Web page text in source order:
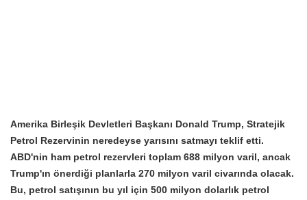
Amerika Birleşik Devletleri Başkanı Donald Trump, Stratejik
Petrol Rezervinin neredeyse yarısını satmayı teklif etti.
ABD'nin ham petrol rezervleri toplam 688 milyon varil, ancak
Trump'ın önerdiği planlarla 270 milyon varil civarında olacak.
Bu, petrol satışının bu yıl için 500 milyon dolarlık petrol